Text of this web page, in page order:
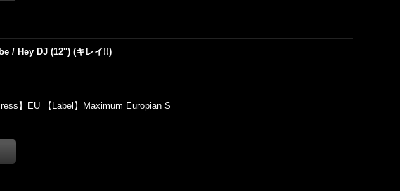
/ Hey DJ (12'') (キレイ!!)
】EU 【Label】Maximum Europian S